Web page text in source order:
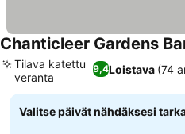
Chanticleer Gardens
9,4Loistava (74
Tilava katettu
veranta
Valitse päivät nähdäksesi